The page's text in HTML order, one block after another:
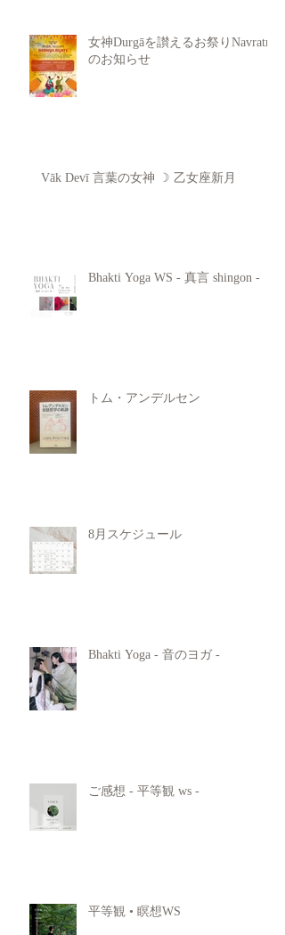
女神Durgāを讃えるお祭りNavratri
のお知らせ
Vāk Devī 言葉の女神 ☽ 乙女座新月
Bhakti Yoga WS - 真言 shingon -
トム・アンデルセン
8月スケジュール
Bhakti Yoga - 音のヨガ -
ご感想 - 平等観 ws -
平等観 • 瞑想WS